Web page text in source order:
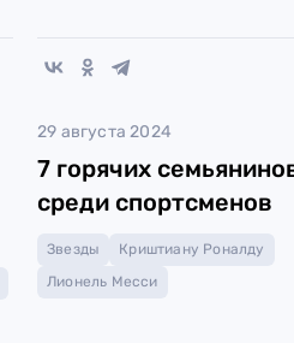
29 августа 2024
7 горячих
среди спортсменов
Звезды
Криштиану Роналду
Лионель Месси